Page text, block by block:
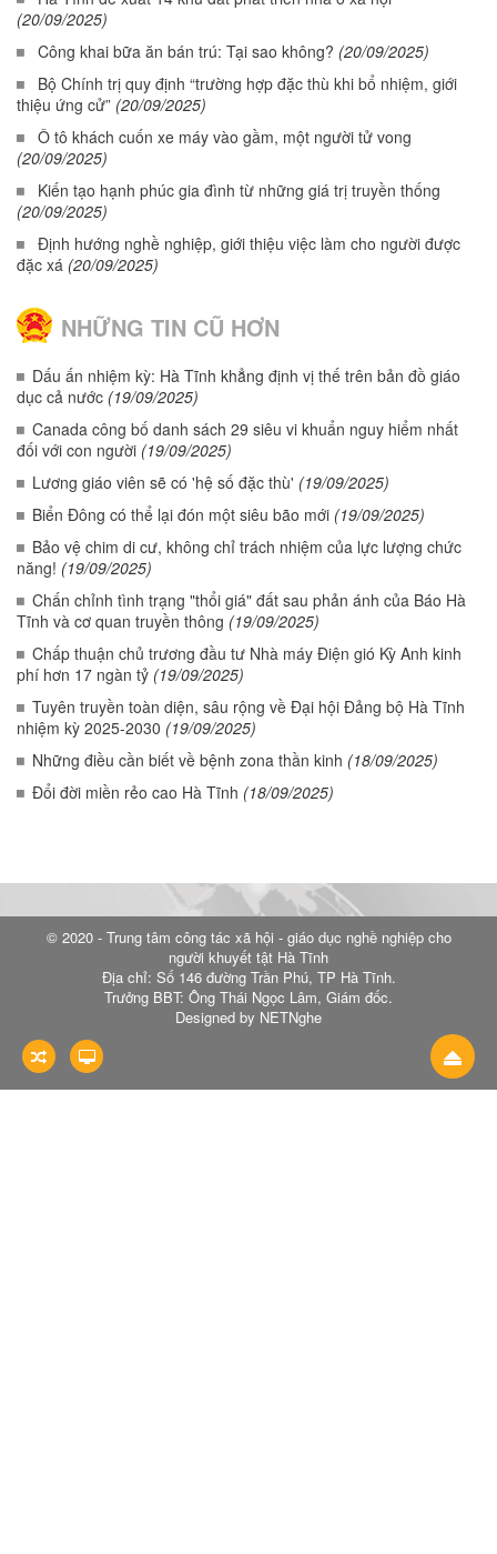
(20/09/2025)
Công khai bữa ăn bán trú: Tại sao không? (20/09/2025)
Bộ Chính trị quy định “trường hợp đặc thù khi bổ nhiệm, giới
thiệu ứng cử” (20/09/2025)
Ô tô khách cuốn xe máy vào gầm, một người tử vong
(20/09/2025)
Kiến tạo hạnh phúc gia đình từ những giá trị truyền thống
(20/09/2025)
Định hướng nghề nghiệp, giới thiệu việc làm cho người được
đặc xá (20/09/2025)
NHỮNG TIN CŨ HƠN
Dấu ấn nhiệm kỳ: Hà Tĩnh khẳng định vị thế trên bản đồ giáo
dục cả nước (19/09/2025)
Canada công bố danh sách 29 siêu vi khuẩn nguy hiểm nhất
đối với con người (19/09/2025)
Lương giáo viên sẽ có 'hệ số đặc thù' (19/09/2025)
Biển Đông có thể lại đón một siêu bão mới (19/09/2025)
Bảo vệ chim di cư, không chỉ trách nhiệm của lực lượng chức
năng! (19/09/2025)
Chấn chỉnh tình trạng "thổi giá" đất sau phản ánh của Báo Hà
Tĩnh và cơ quan truyền thông (19/09/2025)
Chấp thuận chủ trương đầu tư Nhà máy Điện gió Kỳ Anh kinh
phí hơn 17 ngàn tỷ (19/09/2025)
Tuyên truyền toàn diện, sâu rộng về Đại hội Đảng bộ Hà Tĩnh
nhiệm kỳ 2025-2030 (19/09/2025)
Những điều cần biết về bệnh zona thần kinh (18/09/2025)
Đổi đời miền rẻo cao Hà Tĩnh (18/09/2025)
© 2020 - Trung tâm công tác xã hội - giáo dục nghề nghiệp cho
người khuyết tật Hà Tĩnh
Địa chỉ: Số 146 đường Trần Phú, TP Hà Tĩnh.
Trưởng BBT: Ông Thái Ngọc Lâm, Giám đốc.
Designed by NETNghe